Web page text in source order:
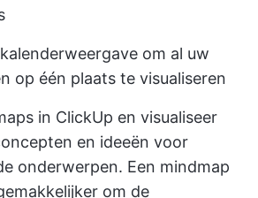
om al uw
op één plaats te visualiseren
in ClickUp en visualiseer
en ideeën voor
onderwerpen. Een mindmap
om de